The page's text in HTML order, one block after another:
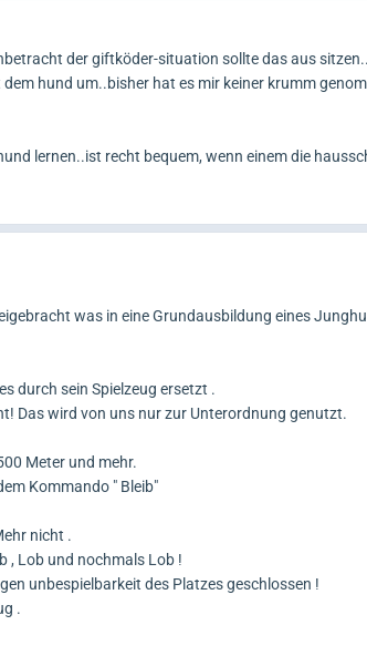
das bei dir aussehen soll. Wenn ich Fußgehen für
schon so gehen. Kommt eben darauf an,
läuft bis ich das Kommando aufhebe. Damit
auch immer begenet sie bei mir läuft.
Ich hätte Gundkommandos eher als
beibringe, wende ich keinerlei Druck (auch
keinen Fehler machen kann. Erst wenn der
und wenn alles sicher funktioniert kann ein nicht
Hund schon ein lauteres, deutlicheres Kommando
quatsch ist und ich besser lassen sollte.
verstehe ich es wirklich nur falsch
dein offenes Feedback.
der giftköder-situation sollte das aus sitzen..
hund um..bisher hat es mir keiner krumm
lernen..ist recht bequem, wenn einem die
was in eine Grundausbildung eines
durch sein Spielzeug ersetzt .
Das wird von uns nur zur Unterordnung genutzt.
Meter und mehr.
Kommando " Bleib"
nicht .
, Lob und nochmals Lob !
unbespielbarkeit des Platzes geschlossen !
.